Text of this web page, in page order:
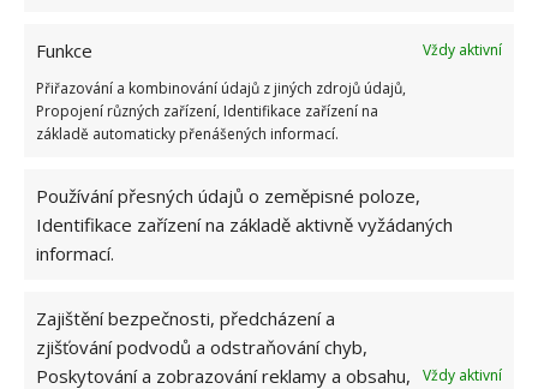
Funkce
Vždy aktivní
Přiřazování a kombinování údajů z jiných zdrojů údajů,
Propojení různých zařízení, Identifikace zařízení na
základě automaticky přenášených informací.
Používání přesných údajů o zeměpisné poloze,
Identifikace zařízení na základě aktivně vyžádaných
informací.
Zajištění bezpečnosti, předcházení a
zjišťování podvodů a odstraňování chyb,
Poskytování a zobrazování reklamy a obsahu,
Vždy aktivní
zjistit, kdo by i dnes rozuměl 10 tehdejším
výrazům
Michal
23.6.2026 V 6:23
Strašná doba socialismu-že komoušové a dezoláti ??
ODPOVĚDĚT